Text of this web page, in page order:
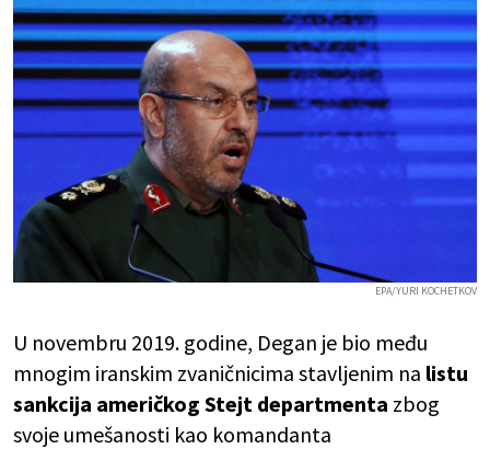
EPA/YURI KOCHETKOV
U novembru 2019. godine, Degan je bio među
mnogim iranskim zvaničnicima stavljenim na listu
sankcija američkog Stejt departmenta zbog
svoje umešanosti kao komandanta